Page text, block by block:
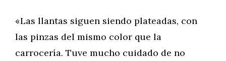
«Las llantas siguen siendo plateadas, con
las pinzas del mismo color que la
carrocería. Tuve mucho cuidado de no